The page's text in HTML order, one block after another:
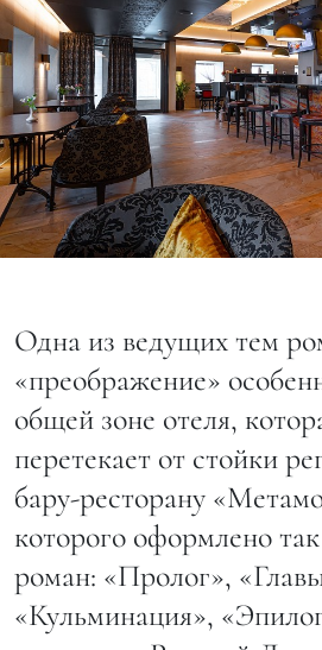
Одна из ведущих тем
«преображение»
общей зоне отеля,
перетекает от стойки
бару-ресторану
которого оформлено
роман: «Пролог»,
«Кульминация»,